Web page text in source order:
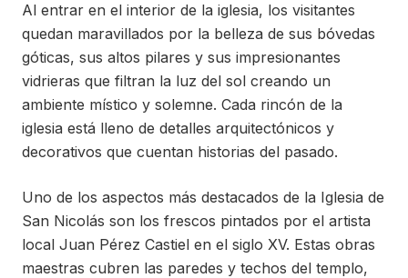
Al entrar en el interior de la iglesia, los visitantes
quedan maravillados por la belleza de sus bóvedas
góticas, sus altos pilares y sus impresionantes
vidrieras que filtran la luz del sol creando un
ambiente místico y solemne. Cada rincón de la
iglesia está lleno de detalles arquitectónicos y
decorativos que cuentan historias del pasado.
Uno de los aspectos más destacados de la Iglesia de
San Nicolás son los frescos pintados por el artista
local Juan Pérez Castiel en el siglo XV. Estas obras
maestras cubren las paredes y techos del templo,